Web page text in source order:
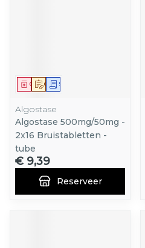
Op voorschrift
GeneesmiddelSchriftelijke aanvraag
Algostase
Algostase 500mg/50mg -
2x16 Bruistabletten -
tube
€ 9,39
Reserveer